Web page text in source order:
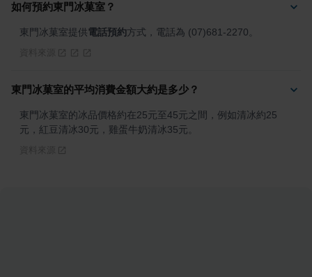
如何預約東門冰菓室？
東門冰菓室提供電話預約方式，電話為 (07)681-2270。
東門冰菓室的平均消費金額大約是多少？
東門冰菓室的冰品價格約在25元至45元之間，例如清冰約25
元，紅豆清冰30元，雞蛋牛奶清冰35元。